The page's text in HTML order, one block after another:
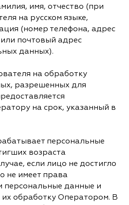
имя, отчество (при
на русском языке,
(номер телефона, адрес
почтовый адрес
данных).
на обработку
разрешенных для
на срок, указанный в
персональные
возраста
если лицо не достигло
не имеет права
персональные данные и
их обработку Оператором. В